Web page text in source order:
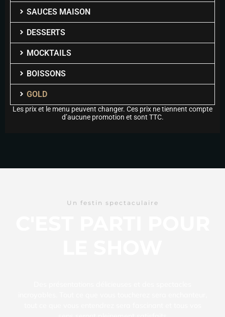
SAUCES MAISON
DESSERTS
MOCKTAILS
BOISSONS
GOLD
Les prix et le menu peuvent changer. Ces prix ne tiennent compte
d’aucune promotion et sont TTC.
Un festin spectaculaire